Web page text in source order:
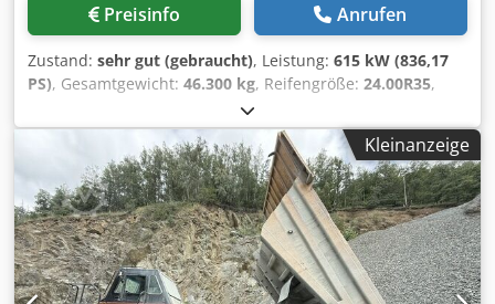
Preisinfo Anrufen
Zustand: sehr gut (gebraucht), Leistung: 615 kW (836,17
PS), Gesamtgewicht: 46.300 kg, Reifengröße: 24.00R35,
, Baujahr:
7.819 h, Ausstattung:Klimaanlage, CATERPILLAR 775G
Verkaufs- und Lieferungsdatum: 2021 Baujahr: 2020
Betriebsstunden: 7.819 Std. geschlossene Kabine Radio
Klimaanlage Rückfahrkamera Muldenheizung
Muldenerhöhung Csdpfxozdi Txo Aptjrf
Zentralschmieranlage Bridgestone Reifengroße 24.00R35 :
ca. 90% erhalten C27 Motor mit 615kW CE Einsatzgewicht:
46.3 to
Kleinanzeige